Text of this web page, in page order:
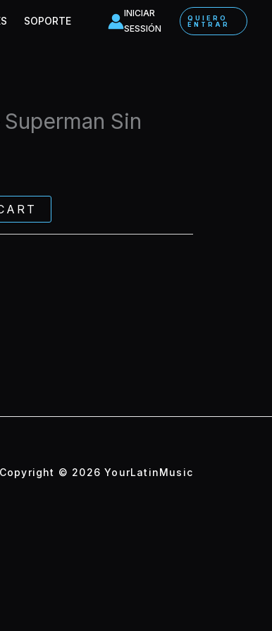
SOPORTE
INICIAR
SESSIÓN
QUIERO
ENTRAR
Sin
Copyright © 2026 YourLatinMusic